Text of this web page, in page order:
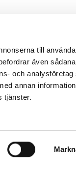
till
även
och analysföretag
annan
tjänster.